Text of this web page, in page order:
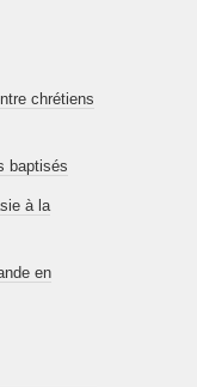
chrétiens
baptisés
à la
en